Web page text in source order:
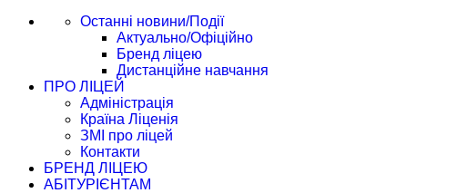
Останні новини/Події
Актуально/Офіційно
Бренд ліцею
Дистанційне навчання
ПРО ЛІЦЕЙ
Адміністрація
Країна Ліценія
ЗМІ про ліцей
Контакти
БРЕНД ЛІЦЕЮ
АБІТУРІЄНТАМ